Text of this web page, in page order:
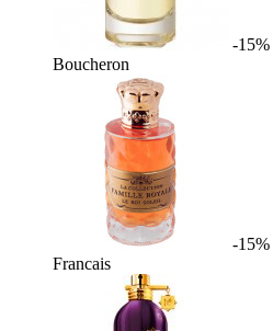
-15%
Boucheron
-15%
Francais